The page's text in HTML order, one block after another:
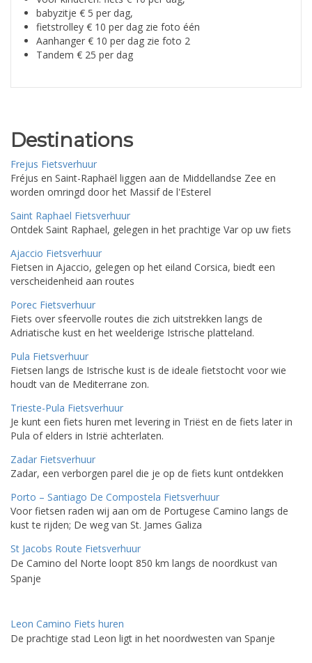
babyzitje € 5 per dag,
fietstrolley € 10 per dag zie foto één
Aanhanger € 10 per dag zie foto 2
Tandem € 25 per dag
Destinations
Frejus Fietsverhuur
Fréjus en Saint-Raphaël liggen aan de Middellandse Zee en
worden omringd door het Massif de l'Esterel
Saint Raphael Fietsverhuur
Ontdek Saint Raphael, gelegen in het prachtige Var op uw fiets
Ajaccio Fietsverhuur
Fietsen in Ajaccio, gelegen op het eiland Corsica, biedt een
verscheidenheid aan routes
Porec Fietsverhuur
Fiets over sfeervolle routes die zich uitstrekken langs de
Adriatische kust en het weelderige Istrische platteland.
Pula Fietsverhuur
Fietsen langs de Istrische kust is de ideale fietstocht voor wie
houdt van de Mediterrane zon.
Trieste-Pula Fietsverhuur
Je kunt een fiets huren met levering in Triëst en de fiets later in
Pula of elders in Istrië achterlaten.
Zadar Fietsverhuur
Zadar, een verborgen parel die je op de fiets kunt ontdekken
Porto – Santiago De Compostela Fietsverhuur
Voor fietsen raden wij aan om de Portugese Camino langs de
kust te rijden; De weg van St. James Galiza
St Jacobs Route Fietsverhuur
De Camino del Norte loopt 850 km langs de noordkust van
Spanje
Leon Camino Fiets huren
De prachtige stad Leon ligt in het noordwesten van Spanje